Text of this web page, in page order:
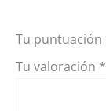
Tu puntuación
Tu valoración *